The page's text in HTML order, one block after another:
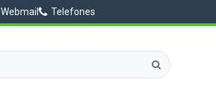
Webmail Telefones